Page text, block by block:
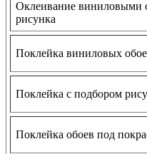
Оклеивание виниловыми
рисунка
Поклейка виниловых
Поклейка с подбором
Поклейка обоев под